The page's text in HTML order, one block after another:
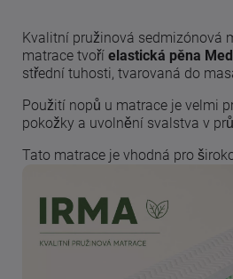
Kvalitní pružinová sedmizónová
matrace tvoří elastická pěna
střední tuhosti, tvarovaná do
Použití nopů u matrace je velmi
pokožky a uvolnění svalstva v
Tato matrace je vhodná pro